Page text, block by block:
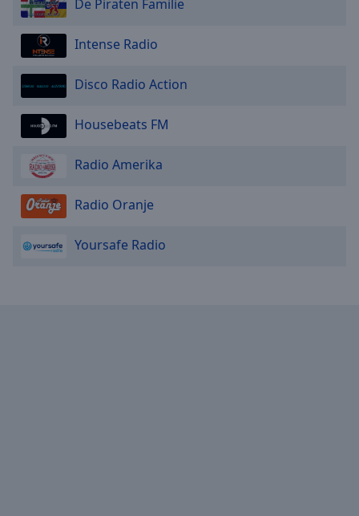
Font
Family
Done
Close
Modal
dialog
window.
De Piraten Familie
Intense Radio
Disco Radio Action
Housebeats FM
Radio Amerika
Radio Oranje
Yoursafe Radio